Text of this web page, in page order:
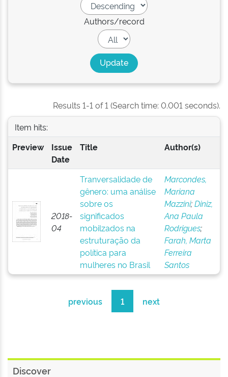
Authors/record
Results 1-1 of 1 (Search time: 0.001 seconds).
Item hits:
Preview
Issue
Date
Title Author(s)
2018-
04
Tranversalidade de
gênero: uma análise
sobre os
significados
mobilzados na
estruturação da
política para
mulheres no Brasil
Marcondes,
Mariana
Mazzini;Diniz,
Ana Paula
Rodrigues;
Farah, Marta
Ferreira
Santos
previous 1 next
Discover